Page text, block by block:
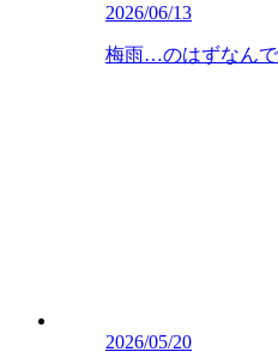
2026/06/13
梅雨…のはずなん
2026/05/20